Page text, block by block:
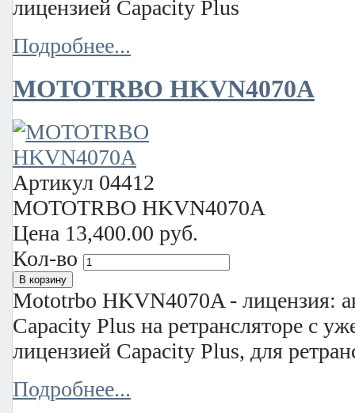
лицензией Capacity Plus
Подробнее...
MOTOTRBO HKVN4070A
Артикул 04412
MOTOTRBO HKVN4070A
Цена 13,400.00 руб.
Кол-во
Mototrbo HKVN4070A - лицензия:
Capacity Plus на ретрансляторе с
лицензией Capacity Plus, для
Подробнее...